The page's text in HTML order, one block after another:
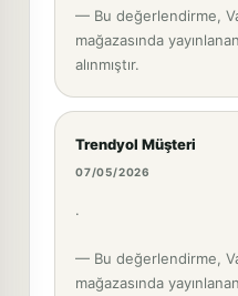
— Bu değerlendirme,
mağazasında
alınmıştır.
Trendyol Müşteri
07/05/2026
.
— Bu değerlendirme,
mağazasında